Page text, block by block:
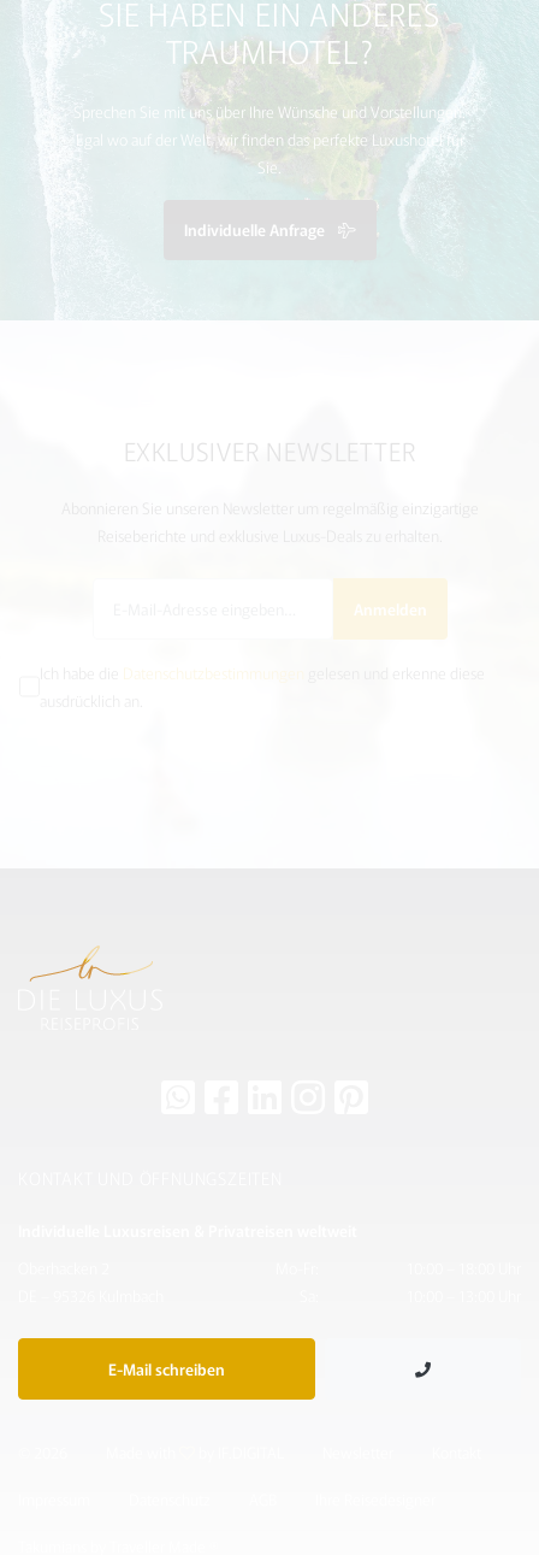
SIE HABEN EIN ANDERES
TRAUMHOTEL?
Sprechen Sie mit uns über Ihre Wünsche und Vorstellungen.
Egal wo auf der Welt, wir finden das perfekte Luxushotel für
Sie.
Individuelle Anfrage
EXKLUSIVER NEWSLETTER
Abonnieren Sie unseren Newsletter um regelmäßig einzigartige
Anmelden
Datenschutzbestimmungen
E-Mail schreiben